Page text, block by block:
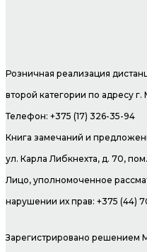
Розничная реализация
второй категории по адресу
Телефон: +375 (17) 326-35-94
Книга замечаний и
ул. Карла Либкнехта, д. 70,
Лицо, уполномоченное
нарушении их прав: +375 (44)
Зарегистрировано решением